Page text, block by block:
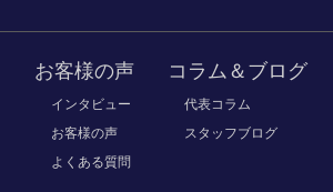
お客様の声
インタビュー
お客様の声
よくある質問
コラム＆ブログ
代表コラム
スタッフブログ